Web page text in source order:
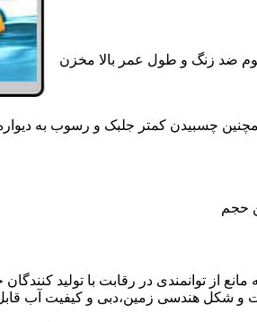
ضد زنگ و طول عمر بالا مخزن
چسبیدن کمتر جلبک و رسوب به
حجم
از توانمندی در رقابت با تولید
شکل هندسی زمین،دبی و کیفیت آب